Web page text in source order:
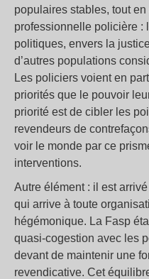
populaires stables, tout
professionnelle policière :
politiques, envers la
d’autres populations
Les policiers voient en
priorités que le pouvoir
priorité est de cibler les
revendeurs de
voir le monde par ce
interventions.
Autre élément : il est
qui arrive à toute
hégémonique. La Fasp
quasi-cogestion avec les
devant de maintenir une
revendicative. Cet